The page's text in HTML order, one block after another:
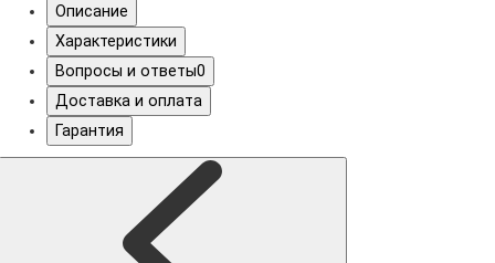
Описание
Характеристики
Вопросы и ответы0
Доставка и оплата
Гарантия